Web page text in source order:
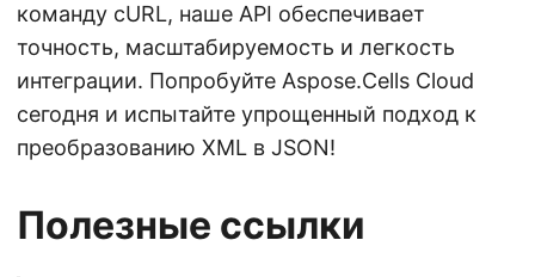
команду cURL, наше API обеспечивает
точность, масштабируемость и легкость
интеграции. Попробуйте Aspose.Cells Cloud
сегодня и испытайте упрощенный подход к
преобразованию XML в JSON!
Полезные ссылки